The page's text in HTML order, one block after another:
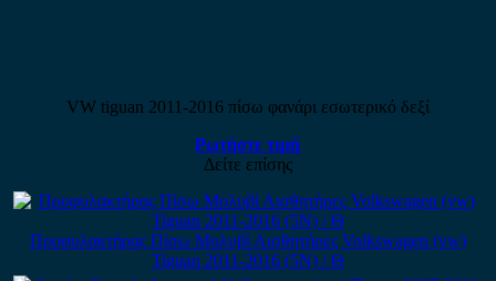
VW tiguan 2011-2016 πίσω φανάρι εσωτερικό δεξί
Ρωτήστε τιμή
Δείτε επίσης
Προφυλακτήρας Πίσω Μολυβί Αισθητήρες Volkswagen (vw)
Tiguan 2011-2016 (5N) / Θ